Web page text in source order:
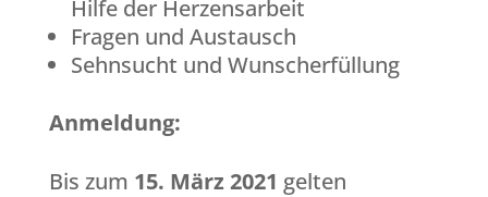
Hilfe der Herzensarbeit
Fragen und Austausch
Sehnsucht und Wunscherfüllung
Anmeldung:
Bis zum 15. März 2021 gelten